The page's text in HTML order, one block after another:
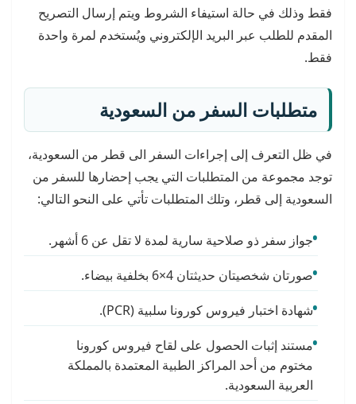
فقط وذلك في حالة استيفاء الشروط ويتم إرسال التصريح
المقدم للطلب عبر البريد الإلكتروني ويُستخدم لمرة واحدة
فقط.
متطلبات السفر من السعودية
في ظل التعرف إلى إجراءات السفر الى قطر من السعودية،
توجد مجموعة من المتطلبات التي يجب إحضارها للسفر من
السعودية إلى قطر، وتلك المتطلبات تأتي على النحو التالي:
جواز سفر ذو صلاحية سارية لمدة لا تقل عن 6 أشهر.
صورتان شخصيتان حديثتان 4×6 بخلفية بيضاء.
شهادة اختبار فيروس كورونا سلبية (PCR).
مستند إثبات الحصول على لقاح فيروس كورونا
مختوم من أحد المراكز الطبية المعتمدة بالمملكة
العربية السعودية.